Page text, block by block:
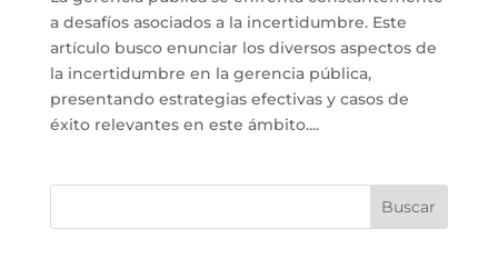
a desafíos asociados a la incertidumbre. Este
artículo busco enunciar los diversos aspectos de
la incertidumbre en la gerencia pública,
presentando estrategias efectivas y casos de
éxito relevantes en este ámbito....
Buscar